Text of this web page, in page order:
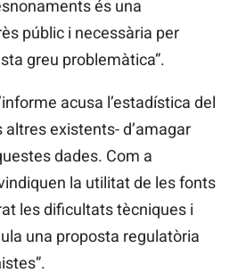
és una
públic i necessària per
greu problemàtica”.
acusa l’estadística del
altres existents- d’amagar
dades. Com a
la utilitat de les fonts
les dificultats tècniques i
una proposta regulatòria